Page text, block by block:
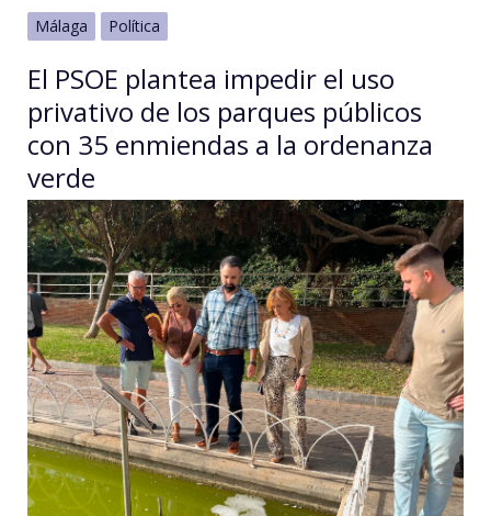
Málaga Política
El PSOE plantea impedir el uso
privativo de los parques públicos
con 35 enmiendas a la ordenanza
verde